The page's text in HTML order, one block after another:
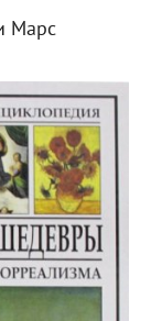
Марс